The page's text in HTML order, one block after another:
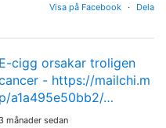
Visa på Facebook · Dela
E-cigg orsakar troligen
- https://mailchi.m
p/a1a495e50bb2/…
3 månader sedan